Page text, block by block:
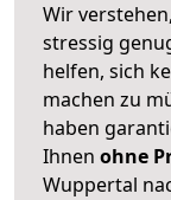
Wir
stressig
helfen, sich
machen zu
haben
Ihnen ohne
Wuppertal